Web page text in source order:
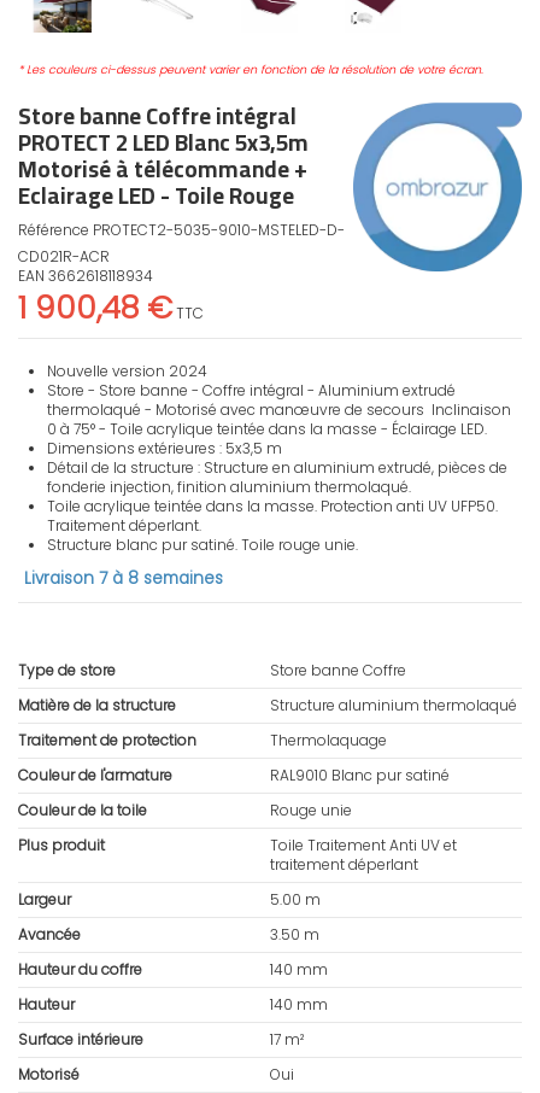
* Les couleurs ci-dessus peuvent varier en fonction de la résolution de votre écran.
Store banne Coffre intégral
PROTECT 2 LED Blanc 5x3,5m
Motorisé à télécommande +
Eclairage LED - Toile Rouge
Référence PROTECT2-5035-9010-MSTELED-D-
CD021R-ACR
EAN 3662618118934
1 900,48 €TTC
Nouvelle version 2024
Store - Store banne - Coffre intégral - Aluminium extrudé
thermolaqué - Motorisé avec manœuvre de secours Inclinaison
0 à 75° - Toile acrylique teintée dans la masse - Éclairage LED.
Dimensions extérieures : 5x3,5 m
Détail de la structure : Structure en aluminium extrudé, pièces de
fonderie injection, finition aluminium thermolaqué.
Toile acrylique teintée dans la masse. Protection anti UV UFP50.
Traitement déperlant.
Structure blanc pur satiné. Toile rouge unie.
Livraison 7 à 8 semaines
Type de store
Store banne Coffre
Matière de la structure
Structure aluminium thermolaqué
Traitement de protection
Thermolaquage
Couleur de l'armature
RAL9010 Blanc pur satiné
Couleur de la toile
Rouge unie
Plus produit
Toile Traitement Anti UV et
traitement déperlant
Largeur
5.00 m
Avancée
3.50 m
Hauteur du coffre
140 mm
Hauteur
140 mm
Surface intérieure
17 m²
Motorisé
Oui